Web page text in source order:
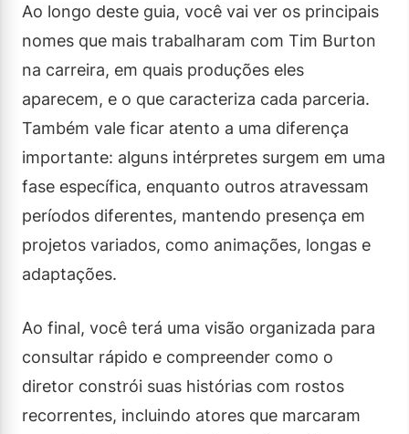
Ao longo deste guia, você vai ver os principais
nomes que mais trabalharam com Tim Burton
na carreira, em quais produções eles
aparecem, e o que caracteriza cada parceria.
Também vale ficar atento a uma diferença
importante: alguns intérpretes surgem em uma
fase específica, enquanto outros atravessam
períodos diferentes, mantendo presença em
projetos variados, como animações, longas e
adaptações.
Ao final, você terá uma visão organizada para
consultar rápido e compreender como o
diretor constrói suas histórias com rostos
recorrentes, incluindo atores que marcaram